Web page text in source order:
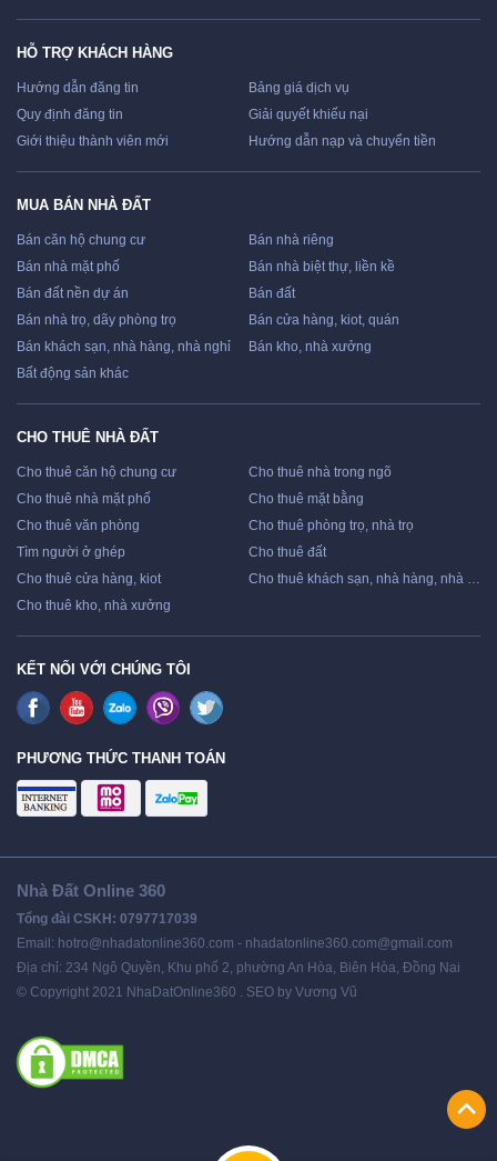
HỖ TRỢ KHÁCH HÀNG
Hướng dẫn đăng tin
Bảng giá dịch vụ
Quy định đăng tin
Giải quyết khiếu nại
Giới thiệu thành viên mới
Hướng dẫn nạp và chuyển tiền
MUA BÁN NHÀ ĐẤT
Bán căn hộ chung cư
Bán nhà riêng
Bán nhà mặt phố
Bán nhà biệt thự, liền kề
Bán đất nền dự án
Bán đất
Bán nhà trọ, dãy phòng trọ
Bán cửa hàng, kiot, quán
Bán khách sạn, nhà hàng, nhà nghỉ
Bán kho, nhà xưởng
Bất động sản khác
CHO THUÊ NHÀ ĐẤT
Cho thuê căn hộ chung cư
Cho thuê nhà trong ngõ
Cho thuê nhà mặt phố
Cho thuê mặt bằng
Cho thuê văn phòng
Cho thuê phòng trọ, nhà trọ
Tìm người ở ghép
Cho thuê đất
Cho thuê cửa hàng, kiot
Cho thuê khách sạn, nhà hàng, nhà nghỉ
Cho thuê kho, nhà xưởng
KẾT NỐI VỚI CHÚNG TÔI
PHƯƠNG THỨC THANH TOÁN
Nhà Đất Online 360
Tổng đài CSKH: 0797717039
Email: hotro@nhadatonline360.com - nhadatonline360.com@gmail.com
Địa chỉ: 234 Ngô Quyền, Khu phố 2, phường An Hòa, Biên Hòa, Đồng Nai
© Copyright 2021 NhaDatOnline360 . SEO by Vương Vũ